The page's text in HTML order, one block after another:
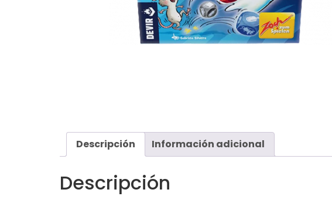
Descripción Información adicional
Descripción